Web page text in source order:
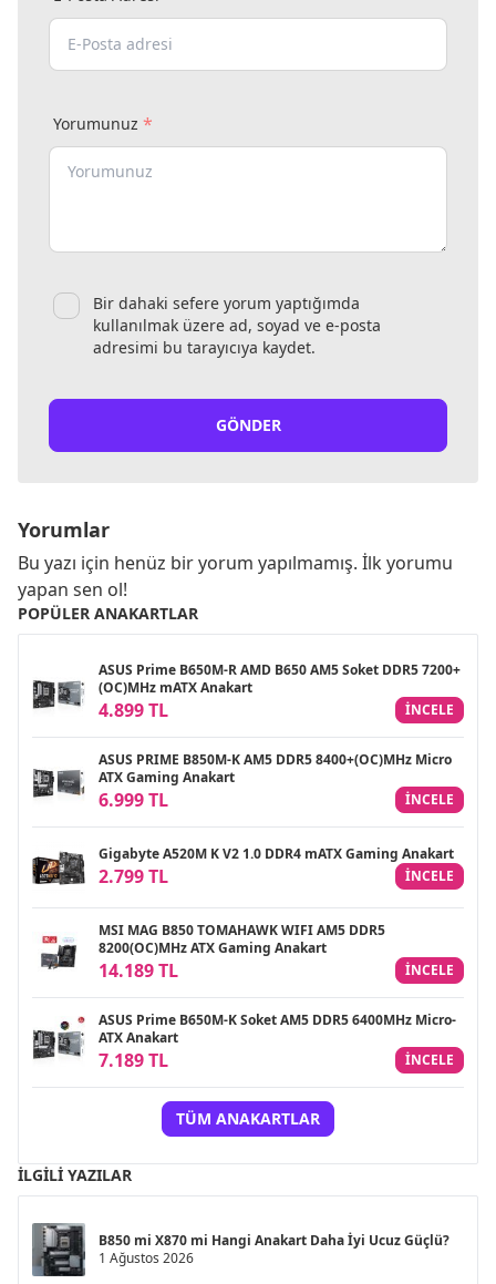
Yorumunuz *
Bir dahaki sefere yorum yaptığımda
kullanılmak üzere ad, soyad ve e-posta
adresimi bu tarayıcıya kaydet.
GÖNDER
Yorumlar
Bu yazı için henüz bir yorum yapılmamış. İlk yorumu
yapan sen ol!
POPÜLER ANAKARTLAR
ASUS Prime B650M-R AMD B650 AM5 Soket DDR5 7200+
(OC)MHz mATX Anakart
4.899 TL INCELE
ASUS PRIME B850M-K AM5 DDR5 8400+(OC)MHz Micro
ATX Gaming Anakart
6.999 TL INCELE
Gigabyte A520M K V2 1.0 DDR4 mATX Gaming Anakart
2.799 TL INCELE
MSI MAG B850 TOMAHAWK WIFI AM5 DDR5
8200(OC)MHz ATX Gaming Anakart
14.189 TL INCELE
ASUS Prime B650M-K Soket AM5 DDR5 6400MHz Micro-
ATX Anakart
7.189 TL INCELE
TÜM ANAKARTLAR
İLGILI YAZILAR
B850 mi X870 mi Hangi Anakart Daha İyi Ucuz Güçlü?
1 Ağustos 2026